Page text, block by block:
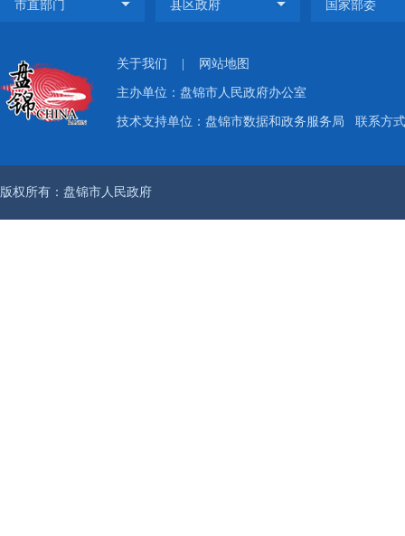
关于我们 网站地图
主办单位：盘锦市人民政府办公室
技术支持单位：盘锦市数据和政务服务局 联系方
版权所有：盘锦市人民政府